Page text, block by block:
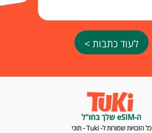
לעוד כתבות >
כל הזכויות שמורות ל- Tuki - תוכי